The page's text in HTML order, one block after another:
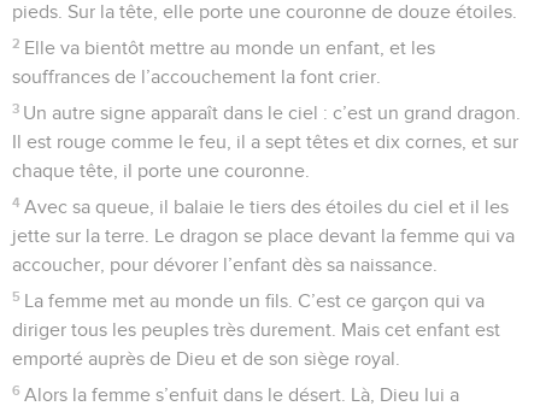
pieds. Sur la tête, elle porte une couronne de douze étoiles.
2 Elle va bientôt mettre au monde un enfant, et les
souffrances de l’accouchement la font crier.
3 Un autre signe apparaît dans le ciel : c’est un grand dragon.
Il est rouge comme le feu, il a sept têtes et dix cornes, et sur
chaque tête, il porte une couronne.
4 Avec sa queue, il balaie le tiers des étoiles du ciel et il les
jette sur la terre. Le dragon se place devant la femme qui va
accoucher, pour dévorer l’enfant dès sa naissance.
5 La femme met au monde un fils. C’est ce garçon qui va
diriger tous les peuples très durement. Mais cet enfant est
emporté auprès de Dieu et de son siège royal.
6 Alors la femme s’enfuit dans le désert. Là, Dieu lui a